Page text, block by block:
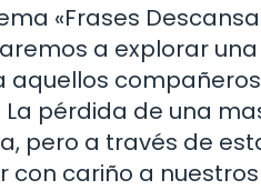
«Frases
a explorar
aquellos
La pérdida de una
pero a través de
con cariño a